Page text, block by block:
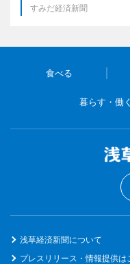
すみだ経済新聞
食べる
暮らす・働く
浅草経済新聞について
プレスリリース・情報提供は